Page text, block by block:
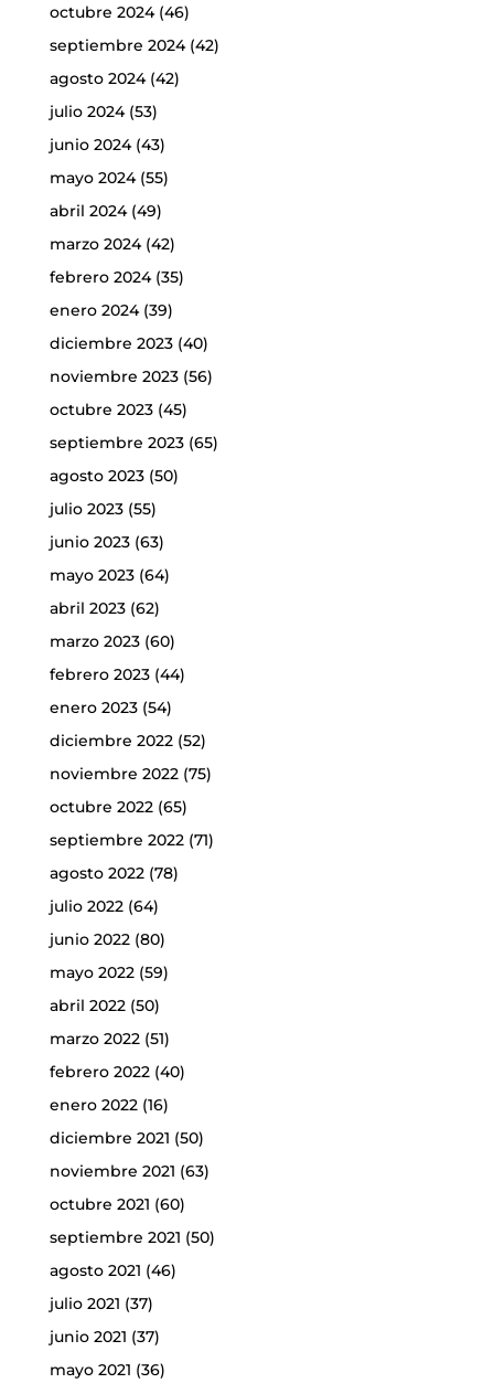
octubre 2024(46)
septiembre 2024(42)
agosto 2024(42)
julio 2024(53)
junio 2024(43)
mayo 2024(55)
abril 2024(49)
marzo 2024(42)
febrero 2024(35)
enero 2024(39)
diciembre 2023(40)
noviembre 2023(56)
octubre 2023(45)
septiembre 2023(65)
agosto 2023(50)
julio 2023(55)
junio 2023(63)
mayo 2023(64)
abril 2023(62)
marzo 2023(60)
febrero 2023(44)
enero 2023(54)
diciembre 2022(52)
noviembre 2022(75)
octubre 2022(65)
septiembre 2022(71)
agosto 2022(78)
julio 2022(64)
junio 2022(80)
mayo 2022(59)
abril 2022(50)
marzo 2022(51)
febrero 2022(40)
enero 2022(16)
diciembre 2021 (50)
noviembre 2021 (63)
octubre 2021 (60)
septiembre 2021 (50)
agosto 2021 (46)
julio 2021 (37)
junio 2021 (37)
mayo 2021 (36)